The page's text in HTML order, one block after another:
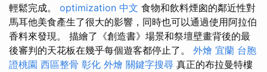
輕鬆完成。 optimization 中文 食物和飲料煙囪的鄰近性對
馬耳他美食產生了很大的影響，同時也可以通過使用阿拉伯
香料來發現。 描繪了《創造書》場景和祭壇壁畫背後的最
後審判的天花板在幾乎每個遊客都停止了。 外燴 宜蘭 台胞
證桃園 西區整骨 彰化 外燴 關鍵字搜尋 真正的布拉曼特樓